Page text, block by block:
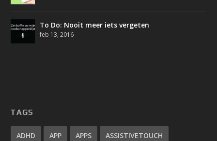
To Do: Nooit meer iets vergeten
feb 13, 2016
TAGS
ADHD APP APPS ASSISTIVETOUCH